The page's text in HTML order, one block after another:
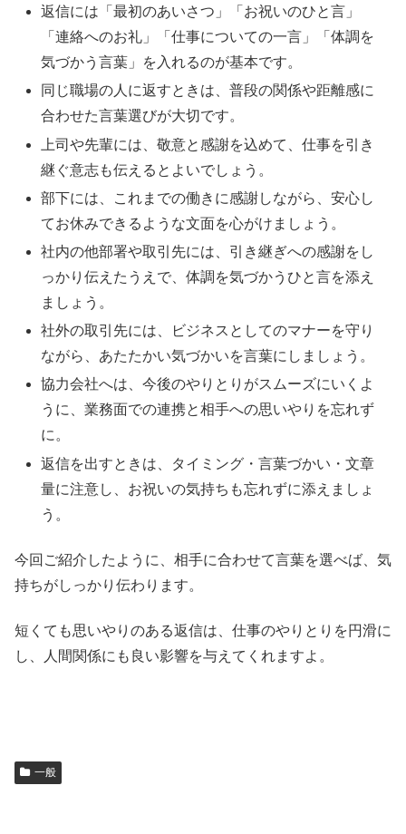
返信には「最初のあいさつ」「お祝いのひと言」
「連絡へのお礼」「仕事についての一言」「体調を
気づかう言葉」を入れるのが基本です。
同じ職場の人に返すときは、普段の関係や距離感に
合わせた言葉選びが大切です。
上司や先輩には、敬意と感謝を込めて、仕事を引き
継ぐ意志も伝えるとよいでしょう。
部下には、これまでの働きに感謝しながら、安心し
てお休みできるような文面を心がけましょう。
社内の他部署や取引先には、引き継ぎへの感謝をし
っかり伝えたうえで、体調を気づかうひと言を添え
ましょう。
社外の取引先には、ビジネスとしてのマナーを守り
ながら、あたたかい気づかいを言葉にしましょう。
協力会社へは、今後のやりとりがスムーズにいくよ
うに、業務面での連携と相手への思いやりを忘れず
に。
返信を出すときは、タイミング・言葉づかい・文章
量に注意し、お祝いの気持ちも忘れずに添えましょ
う。
今回ご紹介したように、相手に合わせて言葉を選べば、気
持ちがしっかり伝わります。
短くても思いやりのある返信は、仕事のやりとりを円滑に
し、人間関係にも良い影響を与えてくれますよ。
一般